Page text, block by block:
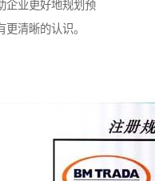
企业更好地规划预
清晰的认识。